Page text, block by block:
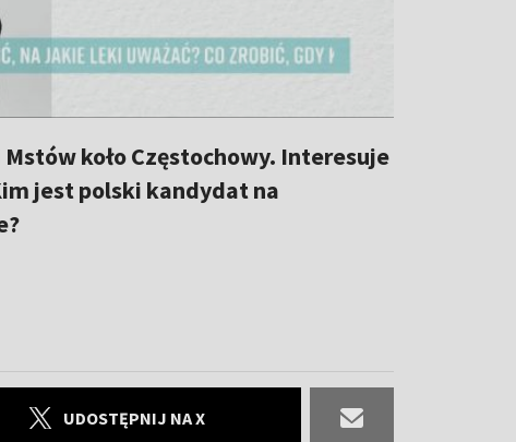
koło Częstochowy. Interesuje
jest polski kandydat na
UDOSTĘPNIJ NA X